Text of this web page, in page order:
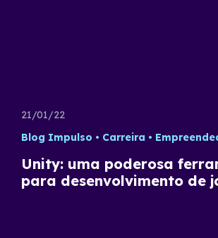
21/01/22
Blog Impulso
Carreira
Unity: uma poderosa
para desenvolvimento de